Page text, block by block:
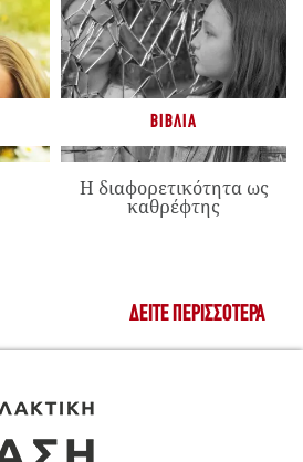
ΒΙΒΛΊΑ
Η διαφορετικότητα ως
καθρέφτης
ΔΕΊΤΕ ΠΕΡΙΣΣΌΤΕΡΑ